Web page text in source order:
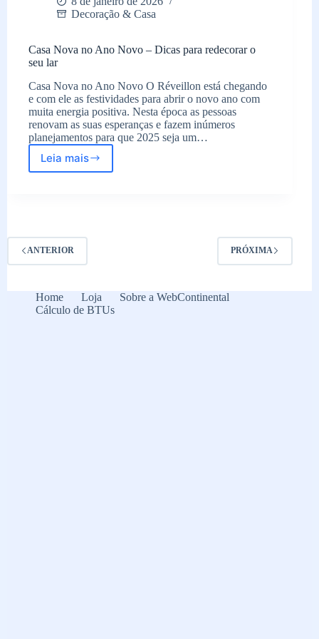
Decoração & Casa
Casa Nova no Ano Novo – Dicas para redecorar o
seu lar
Casa Nova no Ano Novo O Réveillon está chegando
e com ele as festividades para abrir o novo ano com
muita energia positiva. Nesta época as pessoas
renovam as suas esperanças e fazem inúmeros
planejamentos para que 2025 seja um…
Leia mais
Casa
Dicas
seu
lar
ANTERIOR PRÓXIMA
Home Loja
Sobre a WebContinental
Cálculo de BTUs